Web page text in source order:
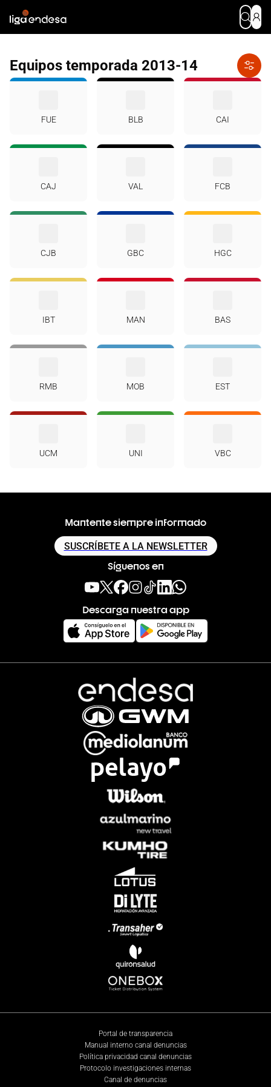
Equipos temporada 2013-14
FUE BLB CAI
CAJ VAL FCB
CJB GBC HGC
IBT MAN BAS
RMB MOB EST
UCM UNI VBC
Mantente siempre informado
SUSCRÍBETE A LA NEWSLETTER
Síguenos en
Descarga nuestra app
Portal de transparencia
Manual interno canal denuncias
Política privacidad canal denuncias
Protocolo investigaciones internas
Canal de denuncias